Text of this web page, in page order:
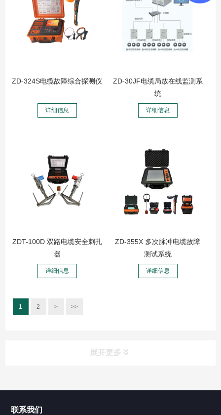
ZD-324S电缆故障综合探测仪
详细信息
ZD-30JF电缆局放在线监测系
统
详细信息
ZDT-100D 双路电缆安全刺扎
器
详细信息
ZD-355X 多次脉冲电缆故障
测试系统
详细信息
1 2 > >>
展开更多
联系我们